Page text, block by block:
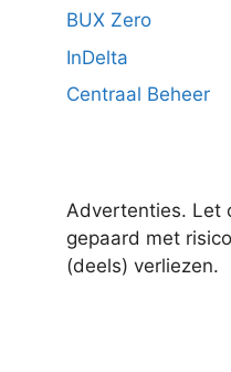
BUX Zero
InDelta
Centraal Beheer
Advertenties. Let
gepaard met
(deels) verliezen.